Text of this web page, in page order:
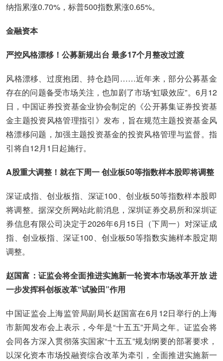
纳指累涨0.70%，标普500指数累涨0.65%。
金融资本
严控风格漂移！公募新规出台 最多17个月整改过渡
风格漂移、过度抱团、持仓趋同……近年来，部分公募基金
存在的问题备受市场关注，也加剧了市场“虹吸效应”。6月12
日，中国证券投资基金业协会制定的《公开募集证券投资基
金主题投资风格管理指引》发布，旨在规范主题投资基金风
格漂移问题，加强主题投资基金的投资风格管理与监督。指
引将自12月1日起施行。
A股重大调整！就在下周一 创业板50等指数样本股即将调整
深证成指、创业板指、深证100、创业板50等指数样本股即
将调整。据深交所网站此前消息，深圳证券交易所和深圳证
券信息有限公司决定于2026年6月15日（下周一）对深证成
指、创业板指、深证100、创业板50等指数实施样本股定期
调整。
赵国富：证监会将全面推进实施新一轮资本市场改革开放 进
一步发挥科创板改革“试验田”作用
中国证监会上海监管局副局长赵国富在6月12日举行的上海
市新闻发布会上表示，今年是“十五五”开局之年。证监会将
会同各方深入贯彻落实国家“十五五”规划纲要的部署要求，
以深化资本市场投融资综合改革为牵引，全面推进实施新一